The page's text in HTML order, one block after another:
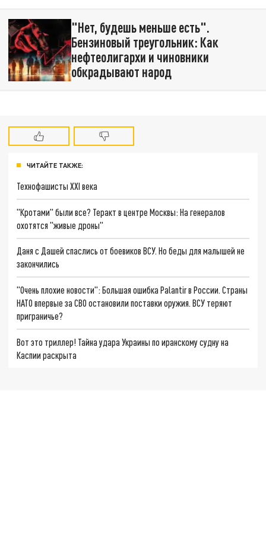
"Нет, будешь меньше есть".
Бензиновый треугольник: Как
нефтеолигархи и чиновники
обкрадывают народ
ЧИТАЙТЕ ТАКЖЕ:
Технофашисты XXI века
"Кротами" были все? Теракт в центре Москвы: На генералов
охотятся "живые дроны"
Даня с Дашей спаслись от боевиков ВСУ. Но беды для малышей не
закончились
"Очень плохие новости": Большая ошибка Palantir в России. Страны
НАТО впервые за СВО остановили поставки оружия. ВСУ теряют
приграничье?
Вот это триллер! Тайна удара Украины по иранскому судну на
Каспии раскрыта